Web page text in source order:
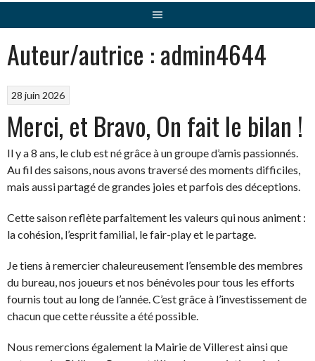
Auteur/autrice :admin4644
28 juin 2026
Merci, et Bravo, On fait le bilan !
Il y a 8 ans, le club est né grâce à un groupe d’amis passionnés.
Au fil des saisons, nous avons traversé des moments difficiles,
mais aussi partagé de grandes joies et parfois des déceptions.
Cette saison reflète parfaitement les valeurs qui nous animent :
la cohésion, l’esprit familial, le fair-play et le partage.
Je tiens à remercier chaleureusement l’ensemble des membres
du bureau, nos joueurs et nos bénévoles pour tous les efforts
fournis tout au long de l’année. C’est grâce à l’investissement de
chacun que cette réussite a été possible.
Nous remercions également la Mairie de Villerest ainsi que